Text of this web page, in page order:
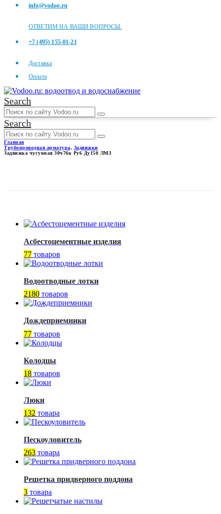
info@vodoo.ru
ОТВЕТИМ НА ВАШИ ВОПРОСЫ:
+7 (495) 155-01-21
Доставка
Оплата
Search
Search
Главная
Трубопроводная арматура, Задвижки
Задвижка чугунная 30ч7бк Ру6 Ду150 ЛМЗ
Асбестоцементные изделия
77 товаров
Водоотводные лотки
2180 товаров
Дождеприемники
77 товаров
Колодцы
18 товаров
Люки
132 товара
Пескоуловитель
263 товара
Решетка придверного поддона
3 товара